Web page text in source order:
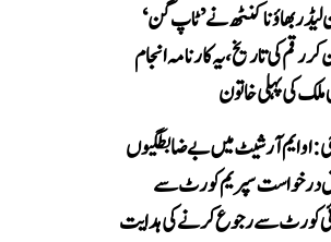
بھاؤنا کنٹھ نے ’ٹاپ گن‘
رقم کی تاریخ، یہ کارنامہ انجام
کی پہلی خاتون
او ایم آر شیٹ میں بے ضابطگیوں
درخواست سپریم کورٹ سے
کورٹ سے رجوع کرنے کی ہدایت